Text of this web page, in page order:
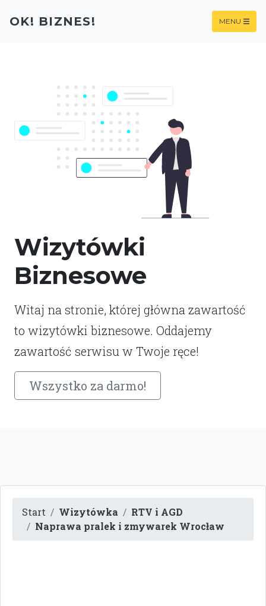
Wizytówki
Biznesowe
Witaj na stronie, której główna zawartość
to wizytówki biznesowe. Oddajemy
zawartość serwisu w Twoje ręce!
Wszystko za darmo!
OK! BIZNES! MENU
Start Wizytówka
RTV i AGD
Naprawa pralek i zmywarek Wrocław